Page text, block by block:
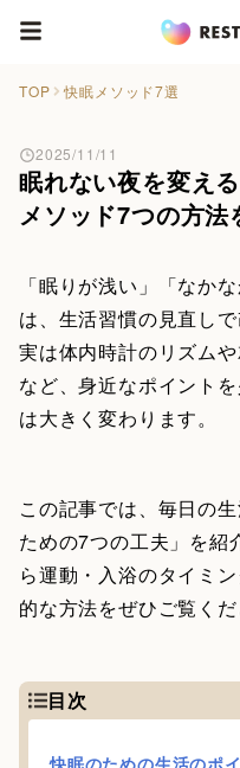
TOP 快眠メソッド7選
眠れない夜を変え
メソッド7つの方法
2025/11/11
「眠りが浅い」「なか
は、生活習慣の見直し
実は体内時計のリズム
など、身近なポイント
は大きく変わります。
この記事では、毎日の
ための7つの工夫」を紹
ら運動・入浴のタイミ
的な方法をぜひご覧くだ
目次
快眠のための生活のポ